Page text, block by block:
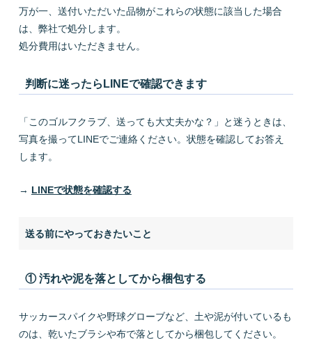
万が一、送付いただいた品物がこれらの状態に該当した場合
は、弊社で処分します。
処分費用はいただきません。
判断に迷ったらLINEで確認できます
「このゴルフクラブ、送っても大丈夫かな？」と迷うときは、
写真を撮ってLINEでご連絡ください。状態を確認してお答え
します。
→ LINEで状態を確認する
送る前にやっておきたいこと
① 汚れや泥を落としてから梱包する
サッカースパイクや野球グローブなど、土や泥が付いているも
のは、乾いたブラシや布で落としてから梱包してください。